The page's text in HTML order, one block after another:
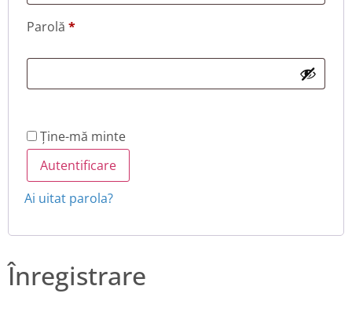
Parolă *
Ține-mă minte
Autentificare
Ai uitat parola?
Înregistrare